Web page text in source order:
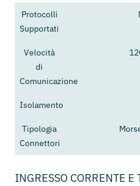
Protocolli
Supportati
Velocità
di
Comunicazione
Isolamento
Tipologia
Connettori
INGRESSO CORRENTE E